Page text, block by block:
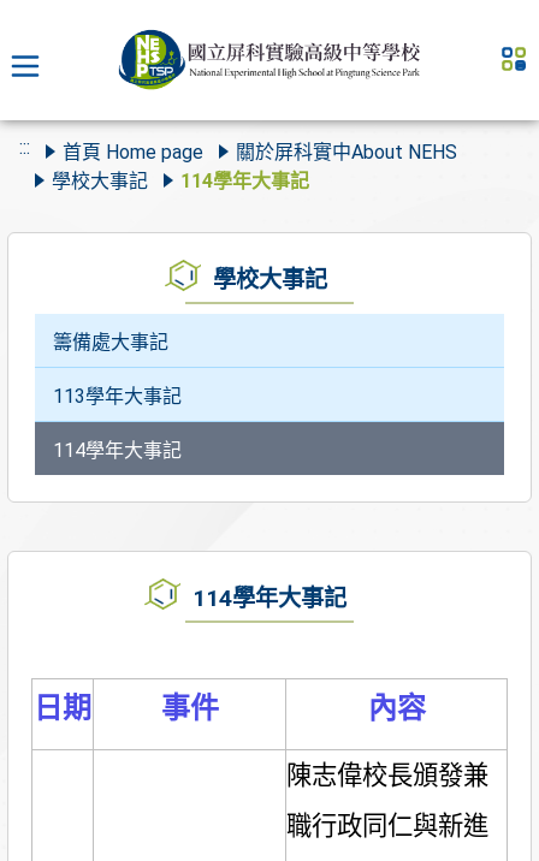
::: 首頁 Home page
關於屏科實中About NEHS
學校大事記
114學年大事記
學校大事記
籌備處大事記
113學年大事記
114學年大事記
114學年大事記
日期 事件 內容
陳志偉校長頒發兼
職行政同仁與新進